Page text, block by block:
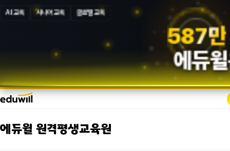
AI 교육 시니어 교육 글로벌 교육
587만
에듀윌
에듀윌 원격평생교육원